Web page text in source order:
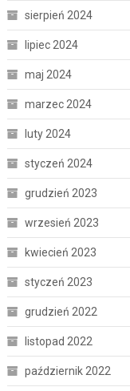
sierpień 2024
lipiec 2024
maj 2024
marzec 2024
luty 2024
styczeń 2024
grudzień 2023
wrzesień 2023
kwiecień 2023
styczeń 2023
grudzień 2022
listopad 2022
październik 2022